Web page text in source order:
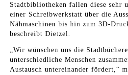
Stadtbibliotheken fallen diese sehr
einer Schreibwerkstatt über die
Nähmaschinen bis hin zum 3D-
beschreibt Dietzel.
„Wir wünschen uns die
unterschiedliche Menschen
Austausch untereinander fördert,“